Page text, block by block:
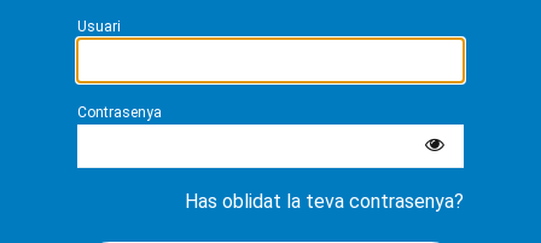
Usuari
Contrasenya
Has oblidat la teva contrasenya?